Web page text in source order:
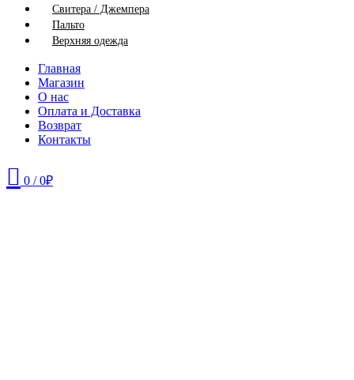
Свитера / Джемпера
Пальто
Верхняя одежда
Главная
Магазин
О нас
Оплата и Доставка
Возврат
Контакты
0 / 0₽